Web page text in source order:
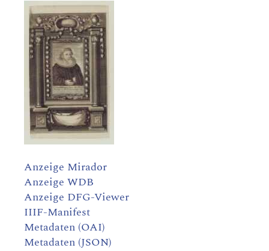
Anzeige Mirador
Anzeige WDB
Anzeige DFG-Viewer
IIIF-Manifest
Metadaten (OAI)
Metadaten (JSON)